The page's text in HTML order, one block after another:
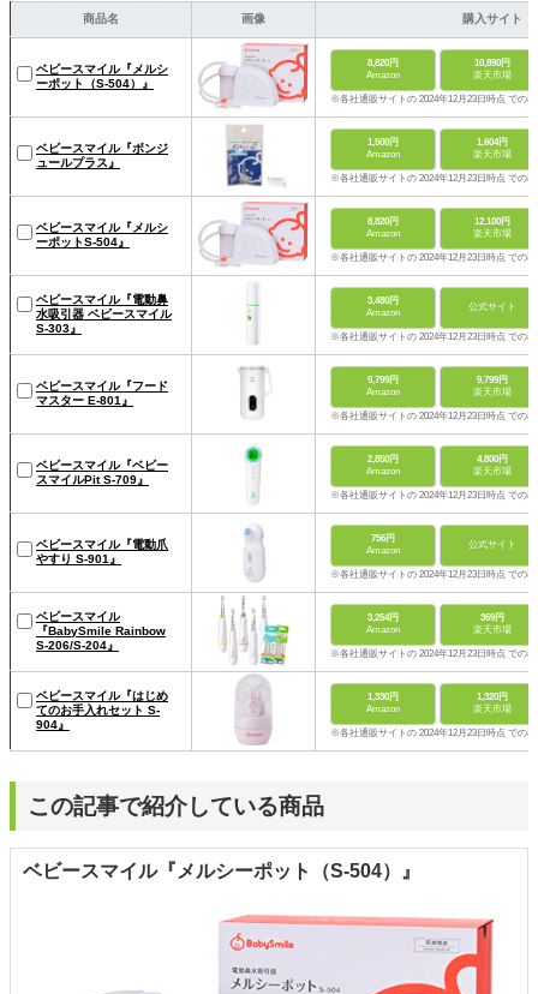
商品名 画像 購入サイト
ベビースマイル『メルシ
ーポット（S-504）』
8,820円
Amazon
10,890円
楽天市場
※各社通販サイトの 2024年12月23日時点 での
ベビースマイル『ボンジ
ュールプラス』
1,500円
Amazon
1,604円
楽天市場
※各社通販サイトの 2024年12月23日時点 での
ベビースマイル『メルシ
ーポットS-504』
8,820円
Amazon
12,100円
楽天市場
※各社通販サイトの 2024年12月23日時点 での
ベビースマイル『電動鼻
水吸引器 ベビースマイル
S-303』
3,480円
Amazon
公式サイト
※各社通販サイトの 2024年12月23日時点 での
ベビースマイル『フード
マスター E-801』
9,799円
Amazon
9,799円
楽天市場
※各社通販サイトの 2024年12月23日時点 での
ベビースマイル『ベビー
スマイルPit S-709』
2,850円
Amazon
4,800円
楽天市場
※各社通販サイトの 2024年12月23日時点 での
ベビースマイル『電動爪
やすり S-901』
756円
Amazon
公式サイト
※各社通販サイトの 2024年12月23日時点 での
ベビースマイル
『BabySmile Rainbow
S-206/S-204』
3,254円
Amazon
369円
楽天市場
※各社通販サイトの 2024年12月23日時点 での
ベビースマイル『はじめ
てのお手入れセット S-
904』
1,330円
Amazon
1,320円
楽天市場
※各社通販サイトの 2024年12月23日時点 での
この記事で紹介している商品
ベビースマイル『メルシーポット（S-504）』